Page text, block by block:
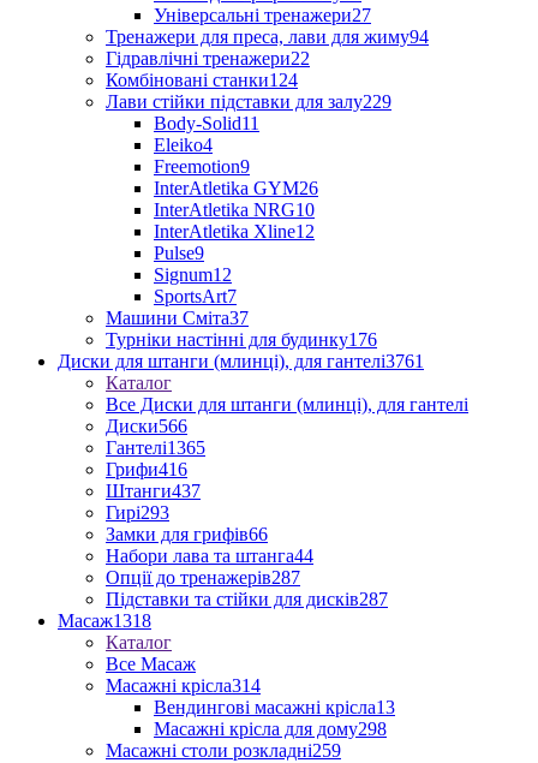
Універсальні тренажери27
Тренажери для преса, лави для жиму94
Гідравлічні тренажери22
Комбіновані станки124
Лави стійки підставки для залу229
Body-Solid11
Eleiko4
Freemotion9
InterAtletika GYM26
InterAtletika NRG10
InterAtletika Xline12
Pulse9
Signum12
SportsArt7
Машини Сміта37
Турніки настінні для будинку176
Диски для штанги (млинці), для гантелі3761
Каталог
Все Диски для штанги (млинці), для гантелі
Диски566
Гантелі1365
Грифи416
Штанги437
Гирі293
Замки для грифів66
Набори лава та штанга44
Опції до тренажерів287
Підставки та стійки для дисків287
Масаж1318
Каталог
Все Масаж
Масажні крісла314
Вендингові масажні крісла13
Масажні крісла для дому298
Масажні столи розкладні259